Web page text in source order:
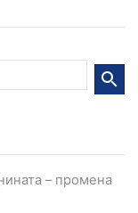
– промена